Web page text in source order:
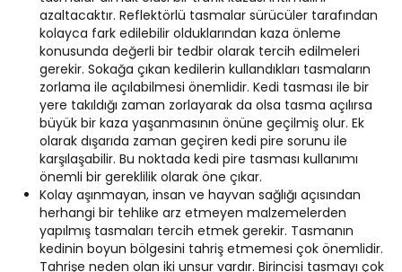
azaltacaktır. Reflektörlü tasmalar sürücüler tarafından
kolayca fark edilebilir olduklarından kaza önleme
konusunda değerli bir tedbir olarak tercih edilmeleri
gerekir. Sokağa çıkan kedilerin kullandıkları tasmaların
zorlama ile açılabilmesi önemlidir. Kedi tasması ile bir
yere takıldığı zaman zorlayarak da olsa tasma açılırsa
büyük bir kaza yaşanmasının önüne geçilmiş olur. Ek
olarak dışarıda zaman geçiren kedi pire sorunu ile
karşılaşabilir. Bu noktada kedi pire tasması kullanımı
önemli bir gereklilik olarak öne çıkar.
Kolay aşınmayan, insan ve hayvan sağlığı açısından
herhangi bir tehlike arz etmeyen malzemelerden
yapılmış tasmaları tercih etmek gerekir. Tasmanın
kedinin boyun bölgesini tahriş etmemesi çok önemlidir.
Tahrişe neden olan iki unsur vardır. Birincisi tasmayı çok